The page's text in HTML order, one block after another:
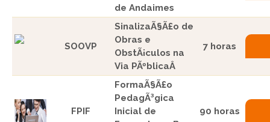
de Andaimes
SOOVP
SinalizaÃ§Ã£o de
Obras e
ObstÃ¡culos na
Via PÃºblicaÂ
7 horas
FPIF
FormaÃ§Ã£o
PedagÃ³gica
Inicial de
90 horas